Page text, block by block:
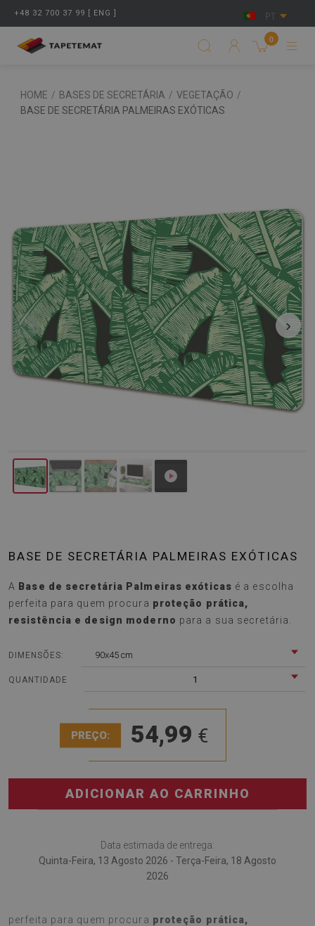
+48 32 700 37 99 [ ENG ] PT
0
HOME / BASES DE SECRETÁRIA / VEGETAÇÃO /
BASE DE SECRETÁRIA PALMEIRAS EXÓTICAS
‹ ›
BASE DE SECRETÁRIA PALMEIRAS EXÓTICAS
A Base de secretária Palmeiras exóticas é a escolha
perfeita para quem procura proteção prática,
resistência e design moderno para a sua secretária.
DIMENSÕES: 90x45 cm
QUANTIDADE 1
PREÇO: 54,99 €
ADICIONAR AO CARRINHO
Data estimada de entrega:
Quinta-Feira, 13 Agosto 2026 - Terça-Feira, 18 Agosto
2026
perfeita para quem procura proteção prática,